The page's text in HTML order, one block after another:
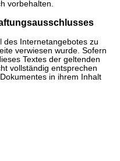
vorbehalten.
des Internetangebotes zu
verwiesen wurde. Sofern
Textes der geltenden
vollständig entsprechen
in ihrem Inhalt